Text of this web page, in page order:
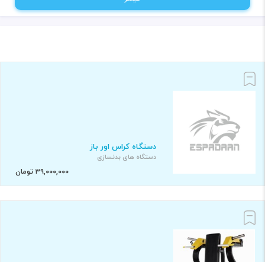
دستگاه کراس اور باز
دستگاه های بدنسازی
۳۹,۰۰۰,۰۰۰ تومان